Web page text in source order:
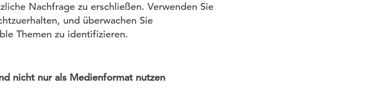
Nachfrage zu erschließen. Verwenden Sie
und überwachen Sie
Themen zu identifizieren.
nicht nur als Medienformat nutzen